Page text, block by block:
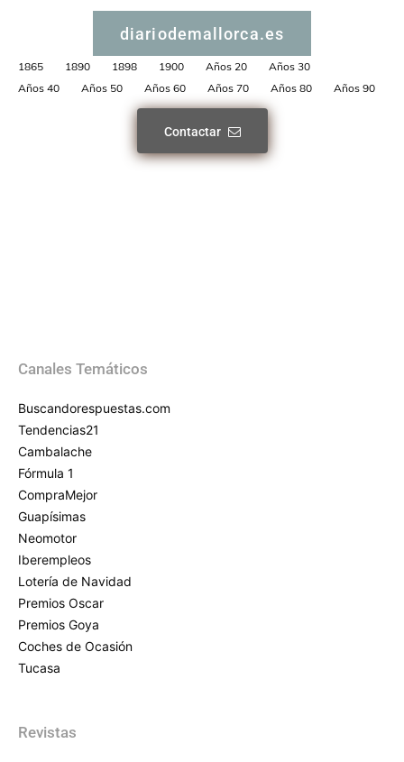
diariodemallorca.es
1865 1890 1898 1900 Años 20
Años 30
Años 40
Años 50 Años 60 Años 70 Años 80 Años 90
Contactar
Canales Temáticos
Buscandorespuestas.com
Tendencias21
Cambalache
Fórmula 1
CompraMejor
Guapísimas
Neomotor
Iberempleos
Lotería de Navidad
Premios Oscar
Premios Goya
Coches de Ocasión
Tucasa
Revistas